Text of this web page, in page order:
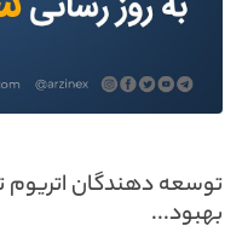
توسعه‌ دهندگان
بهبود...